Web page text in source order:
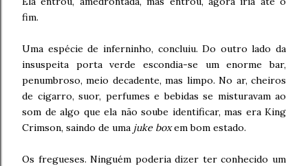
fim.
Uma espécie de inferninho, concluiu. Do outro lado da
insuspeita porta verde escondia-se um enorme bar,
penumbroso, meio decadente, mas limpo. No ar, cheiros
de cigarro, suor, perfumes e bebidas se misturavam ao
som de algo que ela não soube identificar, mas era King
Crimson, saindo de uma juke boxem bom estado.
Os fregueses. Ninguém poderia dizer ter conhecido um